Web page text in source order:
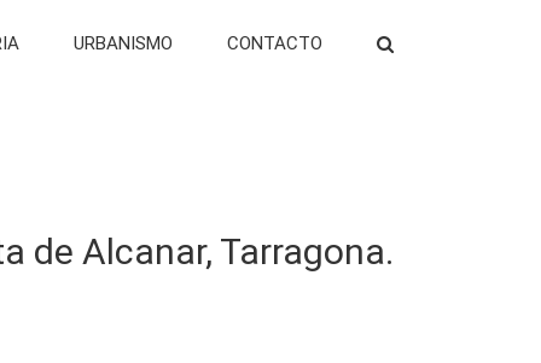
URBANISMO CONTACTO
de Alcanar, Tarragona.